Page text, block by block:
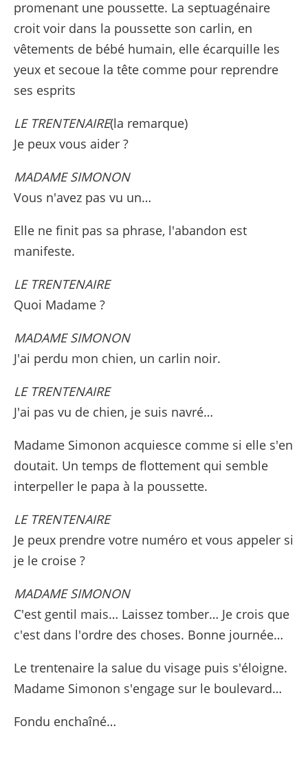
promenant une poussette. La septuagénaire
croit voir dans la poussette son carlin, en
vêtements de bébé humain, elle écarquille les
yeux et secoue la tête comme pour reprendre
ses esprits
LE TRENTENAIRE(la remarque)
Je peux vous aider ?
MADAME SIMONON
Vous n'avez pas vu un…
Elle ne finit pas sa phrase, l'abandon est
manifeste.
LE TRENTENAIRE
Quoi Madame ?
MADAME SIMONON
J'ai perdu mon chien, un carlin noir.
LE TRENTENAIRE
J'ai pas vu de chien, je suis navré…
Madame Simonon acquiesce comme si elle s'en
doutait. Un temps de flottement qui semble
interpeller le papa à la poussette.
LE TRENTENAIRE
Je peux prendre votre numéro et vous appeler si
je le croise ?
MADAME SIMONON
C'est gentil mais… Laissez tomber… Je crois que
c'est dans l'ordre des choses. Bonne journée…
Le trentenaire la salue du visage puis s'éloigne.
Madame Simonon s'engage sur le boulevard…
Fondu enchaîné…